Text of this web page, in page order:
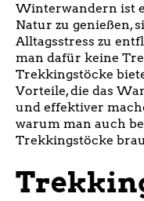
Winterwandern ist
Natur zu genießen,
Alltagsstress zu
man dafür keine
Trekkingstöcke
Vorteile, die das
und effektiver
warum man auch
Trekkingstöcke